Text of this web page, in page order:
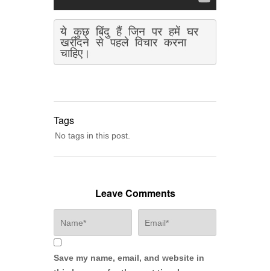
ये कुछ बिंदु हैं जिन पर हमें घर
खरीदने से पहले विचार करना
चाहिए।
Tags
No tags in this post.
Leave Comments
Save my name, email, and website in